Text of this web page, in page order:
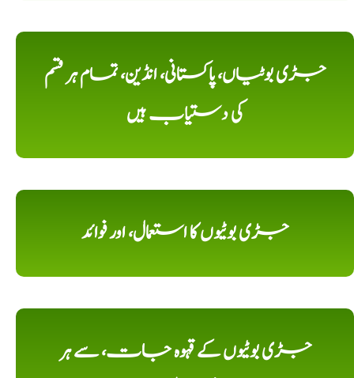
جڑی بوٹیاں، پاکستانی، انڈین، تمام ہر قسم
کی دستیاب ہیں
جڑی بوٹیوں کا استعمال، اور فوائد
جڑی بوٹیوں کے قہوہ جات، سے ہر